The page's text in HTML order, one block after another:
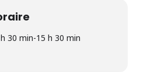
30 min-15 h 30 min